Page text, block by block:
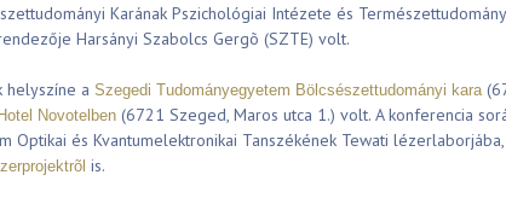
Karának Pszichológiai Intézete és
Harsányi Szabolcs Gergõ (SZTE) volt.
helyszíne a Szegedi Tudományegyetem Bölcsészettudományi kara
Novotelben (6721 Szeged, Maros utca 1.) volt. A konferencia
Optikai és Kvantumelektronikai Tanszékének Tewati
is.